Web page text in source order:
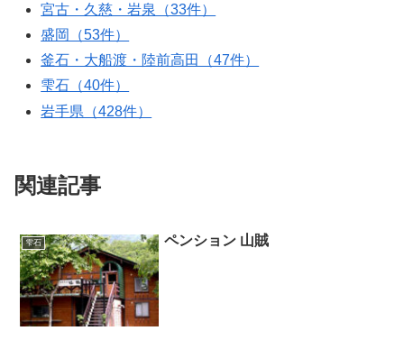
宮古・久慈・岩泉（33件）
盛岡（53件）
釜石・大船渡・陸前高田（47件）
雫石（40件）
岩手県（428件）
関連記事
雫石 ペンション 山賊